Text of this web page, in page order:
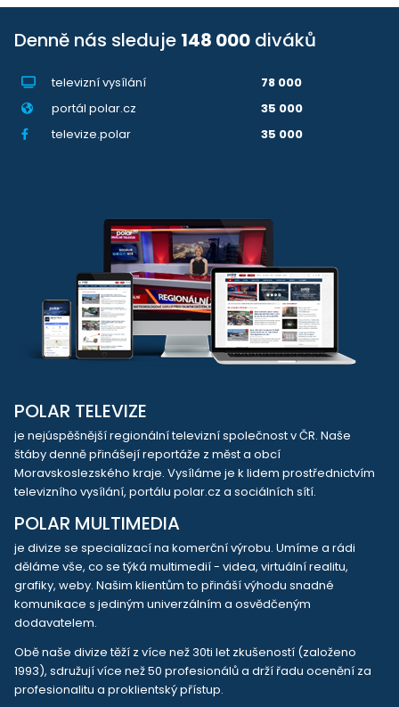
Denně nás sleduje 148 000 diváků
televizní vysílání
78 000
portál polar.cz
35 000
televize.polar
35 000
POLAR TELEVIZE
je nejúspěšnější regionální televizní společnost v ČR. Naše
štáby denně přinášejí reportáže z měst a obcí
Moravskoslezského kraje. Vysíláme je k lidem prostřednictvím
televizního vysílání, portálu polar.cz a sociálních sítí.
POLAR MULTIMEDIA
je divize se specializací na komerční výrobu. Umíme a rádi
děláme vše, co se týká multimedií - videa, virtuální realitu,
grafiky, weby. Našim klientům to přináší výhodu snadné
komunikace s jediným univerzálním a osvědčeným
dodavatelem.
Obě naše divize těží z více než 30ti let zkušeností (založeno
1993), sdružují více než 50 profesionálů a drží řadu ocenění za
profesionalitu a proklientský přístup.